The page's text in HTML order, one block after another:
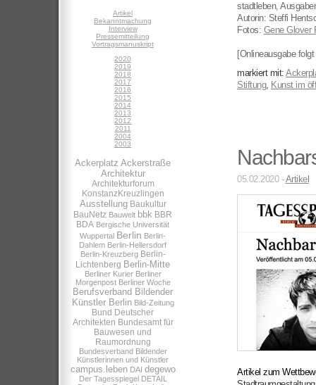
Artikel
Bekanntmachung
Interview
Pressemitteilung
Vortragsmanuskript
2020
2019
2018
2017
2016
2015
2014
2013
2012
2011
2004
2003
Ackerplatz Ackerstraße
Architektur
Architekturforum
KonstanzKreuzlingen
Ausstellung Baukultur
BauNetz Bauwelt bbk BBR
BDA Bergische Universität
Wuppertal Berlin Berlin-
Dahlem Berlin-Hellersdorf
Berlin-Kreuzberg Berlin-
Lichtenberg Berlin-Mitte
Berliner Kurier Berliner
Morgenpost Berliner Woche
Berufsverband Bildender
Künstler Berlin Bild-Zeitung
Bund Deutscher
Architekten Bundesamt für
Bauwesen und
Raumordnung
Bundesverband Bildender
Künstlerinnen und Künstler
campus.leben DAI degewo
Der Tagesspiegel DETAIL
stadtleben,
Autorin: Steffi
Fotos: Gene Glover
[Onlineausgabe
markiert mit:
Stiftung, Kunst im
05.02.2020 -Artikel
Artikel zum